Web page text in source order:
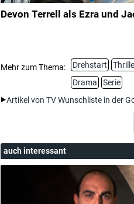
Devon Terrell als Ezra und
Mehr zum Thema: Drehstart
Drama
Serie
Artikel von TV Wunschliste in der
auch interessant